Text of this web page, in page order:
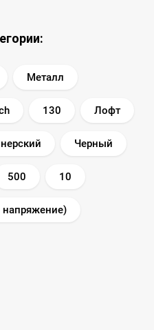
Металл
130 Лофт
Черный
500 10
напряжение)